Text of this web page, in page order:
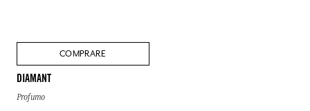
COMPRARE
DIAMANT
Profumo